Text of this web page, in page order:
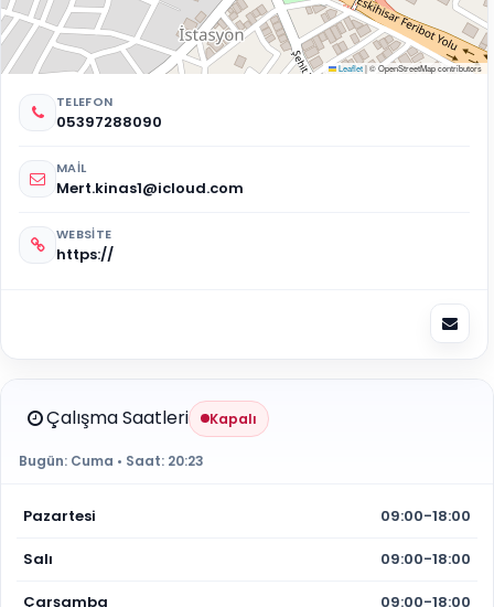
Leaflet|© OpenStreetMap contributors
TELEFON
05397288090
MAIL
Mert.kinas1@icloud.com
WEBSITE
https://
Çalışma Saatleri Kapalı
Bugün: Cuma • Saat: 20:23
Pazartesi 09:00-18:00
Salı 09:00-18:00
Çarşamba 09:00-18:00